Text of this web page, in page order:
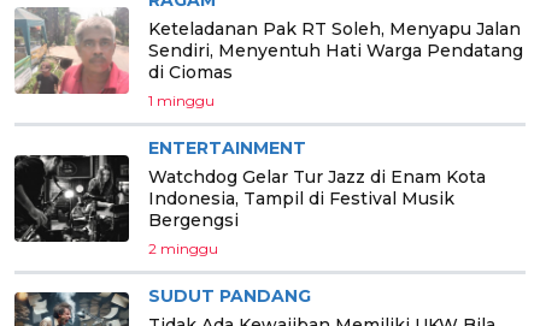
Keteladanan Pak RT Soleh, Menyapu Jalan
Sendiri, Menyentuh Hati Warga Pendatang
di Ciomas
1 minggu
ENTERTAINMENT
Watchdog Gelar Tur Jazz di Enam Kota
Indonesia, Tampil di Festival Musik
Bergengsi
2 minggu
SUDUT PANDANG